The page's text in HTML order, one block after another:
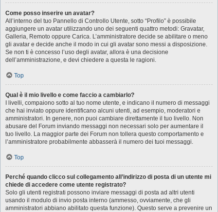
Come posso inserire un avatar?
All’interno del tuo Pannello di Controllo Utente, sotto “Profilo” è possibile
aggiungere un avatar utilizzando uno dei seguenti quattro metodi: Gravatar,
Galleria, Remoto oppure Carica. L’amministratore decide se abilitare o meno
gli avatar e decide anche il modo in cui gli avatar sono messi a disposizione.
Se non ti è concesso l’uso degli avatar, allora è una decisione
dell’amministrazione, e devi chiedere a questa le ragioni.
Top
Qual è il mio livello e come faccio a cambiarlo?
I livelli, compaiono sotto al tuo nome utente, e indicano il numero di messaggi
che hai inviato oppure identificano alcuni utenti, ad esempio, moderatori e
amministratori. In genere, non puoi cambiare direttamente il tuo livello. Non
abusare del Forum inviando messaggi non necessari solo per aumentare il
tuo livello. La maggior parte dei Forum non tollera questo comportamento e
l’amministratore probabilmente abbasserà il numero dei tuoi messaggi.
Top
Perché quando clicco sul collegamento all’indirizzo di posta di un utente mi
chiede di accedere come utente registrato?
Solo gli utenti registrati possono inviare messaggi di posta ad altri utenti
usando il modulo di invio posta interno (ammesso, ovviamente, che gli
amministratori abbiano abilitato questa funzione). Questo serve a prevenire un